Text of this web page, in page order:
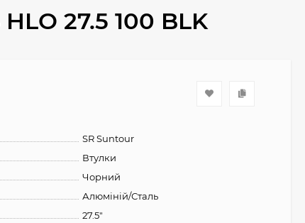
27.5 100 BLK
SR Suntour
Втулки
Чорний
Алюміній/Сталь
27.5"